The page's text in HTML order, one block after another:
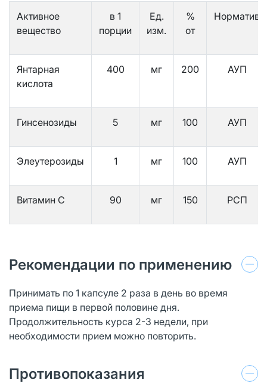
Активное
вещество
в 1
порции
Ед.
изм.
%
от
Норматив
Янтарная
кислота
400 мг 200 АУП
Гинсенозиды 5 мг 100 АУП
Элеутерозиды 1 мг 100 АУП
Витамин С 90 мг 150 РСП
Рекомендации по применению
Принимать по 1 капсуле 2 раза в день во время
приема пищи в первой половине дня.
Продолжительность курса 2-3 недели, при
необходимости прием можно повторить.
Противопоказания